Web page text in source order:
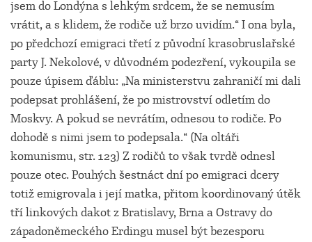
jsem do Londýna s lehkým srdcem, že se nemusím
vrátit, a s klidem, že rodiče už brzo uvidím.“ I ona byla,
po předchozí emigraci třetí z původní krasobruslařské
party J. Nekolové, v důvodném podezření, vykoupila se
pouze úpisem ďáblu: „Na ministerstvu zahraničí mi dali
podepsat prohlášení, že po mistrovství odletím do
Moskvy. A pokud se nevrátím, odnesou to rodiče. Po
dohodě s nimi jsem to podepsala.“ (Na oltáři
komunismu, str. 123) Z rodičů to však tvrdě odnesl
pouze otec. Pouhých šestnáct dní po emigraci dcery
totiž emigrovala i její matka, přitom koordinovaný útěk
tří linkových dakot z Bratislavy, Brna a Ostravy do
západoněmeckého Erdingu musel být bezesporu